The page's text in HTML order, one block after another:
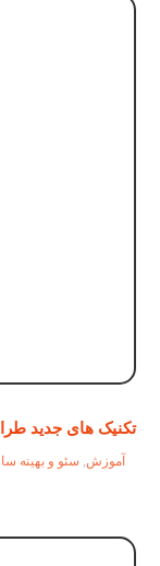
تکنیک های جدید
آموزش, سئو و بهینه